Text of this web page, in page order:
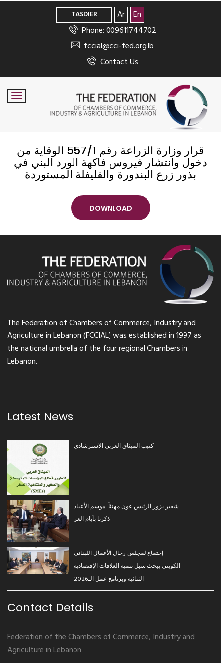
TASDIER Ar
En
Phone: 009611744702
fccial@cci-fed.org.lb
Contact Us
قرار وزارة الزراعة رقم 557/1 الوقاية من
دخول وانتشار فيروس فاكهة الورد البني في
بذور زرع البندورة والفليفلة المستوردة
DOWNLOAD
The Federation of Chambers of Commerce, Industry and
Agriculture in Lebanon (FCCIAL) was established in 1997 as
the national umbrella of the four regional Chambers in
Lebanon.
Latest News
كتيب الميثاق العربي الاسترشادي
شقير يزور الرئيس عون مهنئاً: موسم الأعياد
ذكرنا بأيام العز
إجتماع لمجلس رجال الأعمال اللبناني
الكويتي يبحث سبل تنمية العلاقات الإقتصادية
الثنائية وبرنامج عمل الـ2026
Contact Details
Federation of the Chambers of Commerce, Industry and
Agriculture in Lebanon